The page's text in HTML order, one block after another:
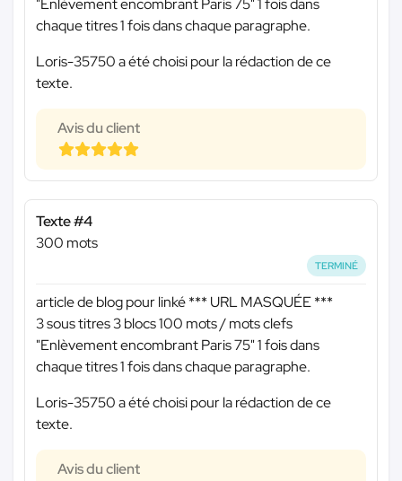
"Enlèvement encombrant Paris 75" 1 fois dans
chaque titres 1 fois dans chaque paragraphe.
Loris-35750 a été choisi pour la rédaction de ce
texte.
Avis du client
Texte #4
300 mots
TERMINÉ
article de blog pour linké*** URL MASQUÉE ***
3 sous titres 3 blocs 100 mots / mots clefs
"Enlèvement encombrant Paris 75" 1 fois dans
chaque titres 1 fois dans chaque paragraphe.
Loris-35750 a été choisi pour la rédaction de ce
texte.
Avis du client